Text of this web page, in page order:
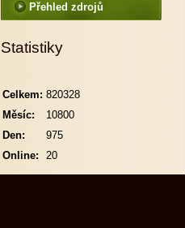
Přehled zdrojů
Statistiky
Online: 20
Celkem: 820328
Měsíc:
10800
Den:
975